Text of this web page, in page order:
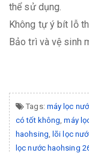
thể sử dụng.
Không tự ý bít lỗ
Bảo trì và vệ sinh
Tags: máy lọc
có tốt không ,máy
haohsing ,lõi lọc
lọc nước haohsing